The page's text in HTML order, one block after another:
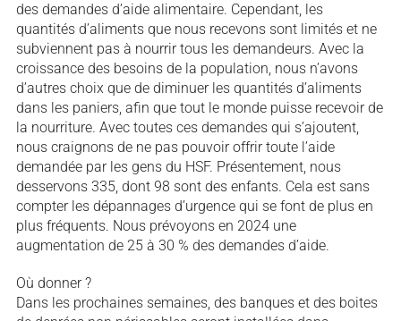
des demandes d’aide alimentaire. Cependant, les
quantités d’aliments que nous recevons sont limités et ne
subviennent pas à nourrir tous les demandeurs. Avec la
croissance des besoins de la population, nous n’avons
d’autres choix que de diminuer les quantités d’aliments
dans les paniers, afin que tout le monde puisse recevoir de
la nourriture. Avec toutes ces demandes qui s’ajoutent,
nous craignons de ne pas pouvoir offrir toute l’aide
demandée par les gens du HSF. Présentement, nous
desservons 335, dont 98 sont des enfants. Cela est sans
compter les dépannages d’urgence qui se font de plus en
plus fréquents. Nous prévoyons en 2024 une
augmentation de 25 à 30 % des demandes d’aide.
Où donner ?
Dans les prochaines semaines, des banques et des boites